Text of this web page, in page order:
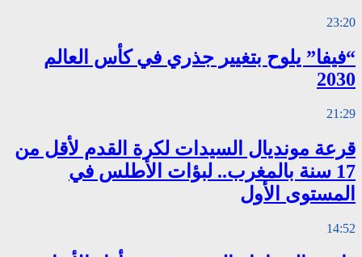
23:20
“فيفا” يلوح بتغيير جذري في كأس العالم
2030
21:29
قرعة مونديال السيدات لكرة القدم لأقل من
17 سنة بالمغرب.. لبؤات الأطلس في
المستوى الأول
14:52